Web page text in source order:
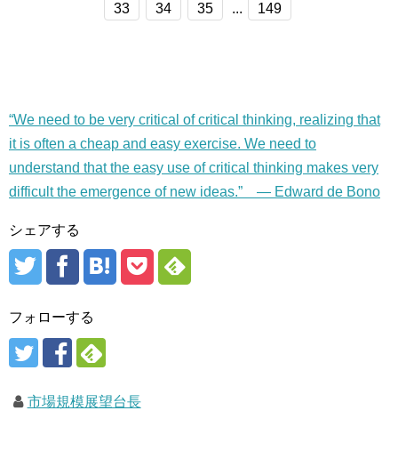
33 34 35 ... 149
“We need to be very critical of critical thinking, realizing that
it is often a cheap and easy exercise. We need to
understand that the easy use of critical thinking makes very
difficult the emergence of new ideas.” — Edward de Bono
シェアする
フォローする
市場規模展望台長